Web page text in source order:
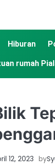
Hiburan
rumah
12, 2023 by